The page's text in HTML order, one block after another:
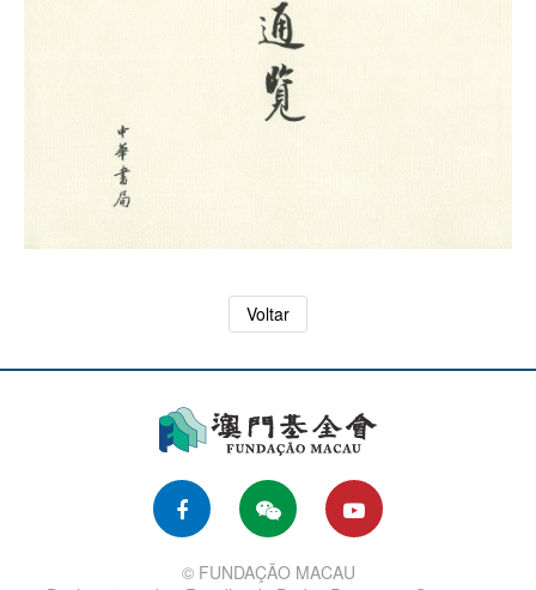
Voltar
© FUNDAÇÃO MACAU